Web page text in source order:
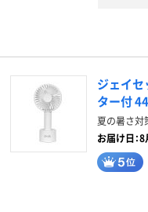
ジェイ
ター付
夏の暑さ対
お届け日：8